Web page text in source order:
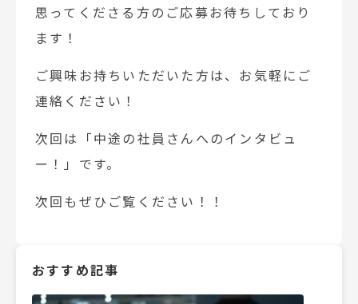
思ってくださる方のご応募お待ちしており
ます！
ご興味お持ちいただいた方は、お気軽にご
連絡ください！
次回は「中途の社員さんへのインタビュ
ー！」です。
次回もぜひご覧ください！！
おすすめ記事